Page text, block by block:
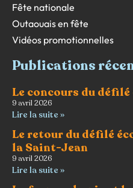
Fête nationale
Outaouais en fête
Vidéos promotionnelles
Publications
Le concours du
9 avril 2026
Lire la suite »
Le retour du défilé
la Saint-Jean
9 avril 2026
Lire la suite »